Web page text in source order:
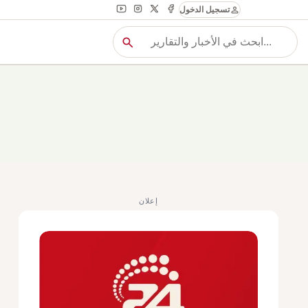
personتسجيل الدخول
بحث search
إعلان